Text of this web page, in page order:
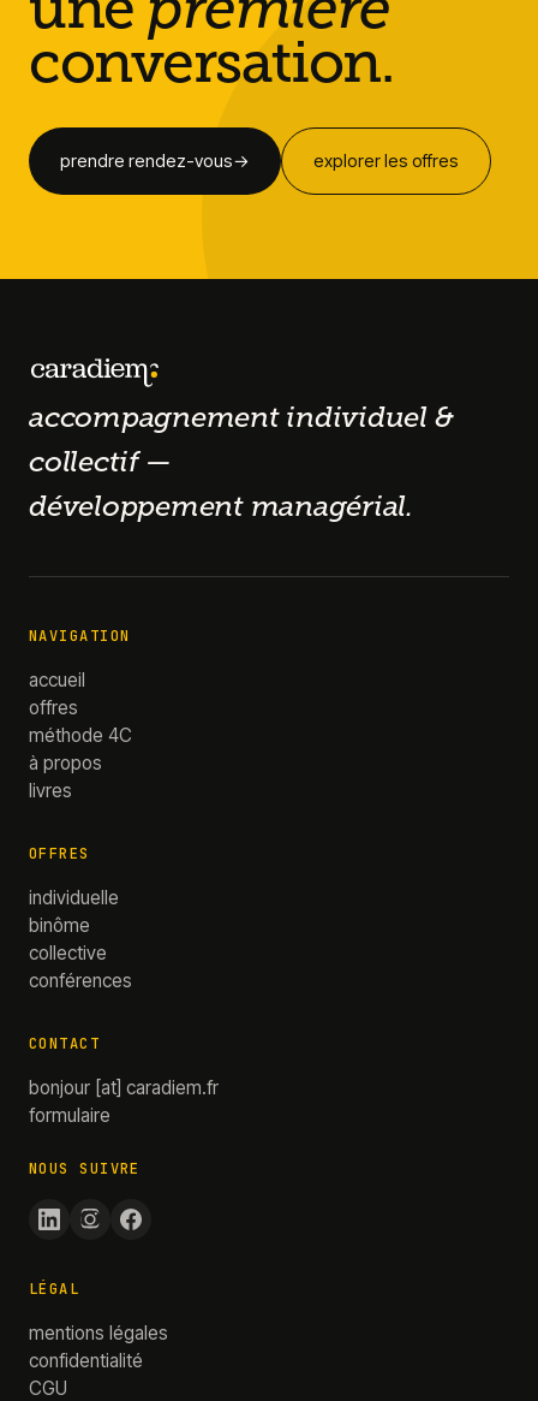
conversation.
prendre rendez-vous→ explorer les offres
accompagnement individuel &
collectif —
développement managérial.
NAVIGATION
accueil
offres
méthode 4C
à propos
livres
OFFRES
individuelle
binôme
collective
conférences
CONTACT
bonjour [at] caradiem.fr
formulaire
NOUS SUIVRE
LÉGAL
mentions légales
confidentialité
CGU